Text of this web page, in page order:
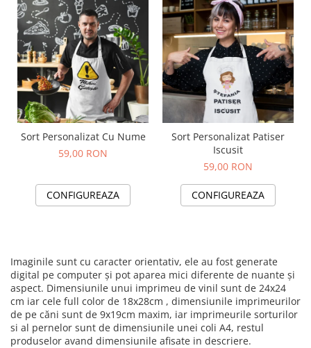
Sort Personalizat Cu Nume
59,00 RON
CONFIGUREAZA
Sort Personalizat Patiser
Iscusit
59,00 RON
CONFIGUREAZA
Imaginile sunt cu caracter orientativ, ele au fost generate
digital pe computer și pot aparea mici diferente de nuante și
aspect. Dimensiunile unui imprimeu de vinil sunt de 24x24
cm iar cele full color de 18x28cm , dimensiunile imprimeurilor
de pe căni sunt de 9x19cm maxim, iar imprimeurile sorturilor
si al pernelor sunt de dimensiunile unei coli A4, restul
produselor avand dimensiunile afisate in descriere.